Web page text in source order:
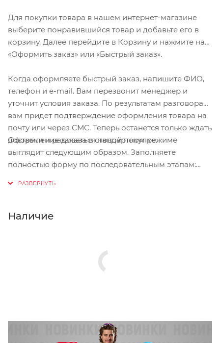
Для покупки товара в нашем интернет-магазине
выберите понравившийся товар и добавьте его в
корзину. Далее перейдите в Корзину и нажмите на
«Оформить заказ» или «Быстрый заказ».
Когда оформляете быстрый заказ, напишите ФИО,
телефон и e-mail. Вам перезвонит менеджер и
уточнит условия заказа. По результатам разговора
вам придет подтверждение оформления товара на
почту или через СМС. Теперь останется только ждать
доставки и радоваться новой покупке.
Оформление заказа в стандартном режиме
выглядит следующим образом. Заполняете
полностью форму по последовательным этапам:
Нажмите кнопку «Оформить заказ».
Наличие